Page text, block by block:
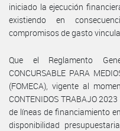
iniciado la ejecución
existiendo en
compromisos de gasto
Que el Reglamento
CONCURSABLE PARA
(FOMECA), vigente al
CONTENIDOS TRABAJO
de líneas de financiamiento
disponibilidad